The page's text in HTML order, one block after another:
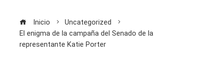
Inicio
Uncategorized
El enigma de la campaña del Senado de la
representante Katie Porter